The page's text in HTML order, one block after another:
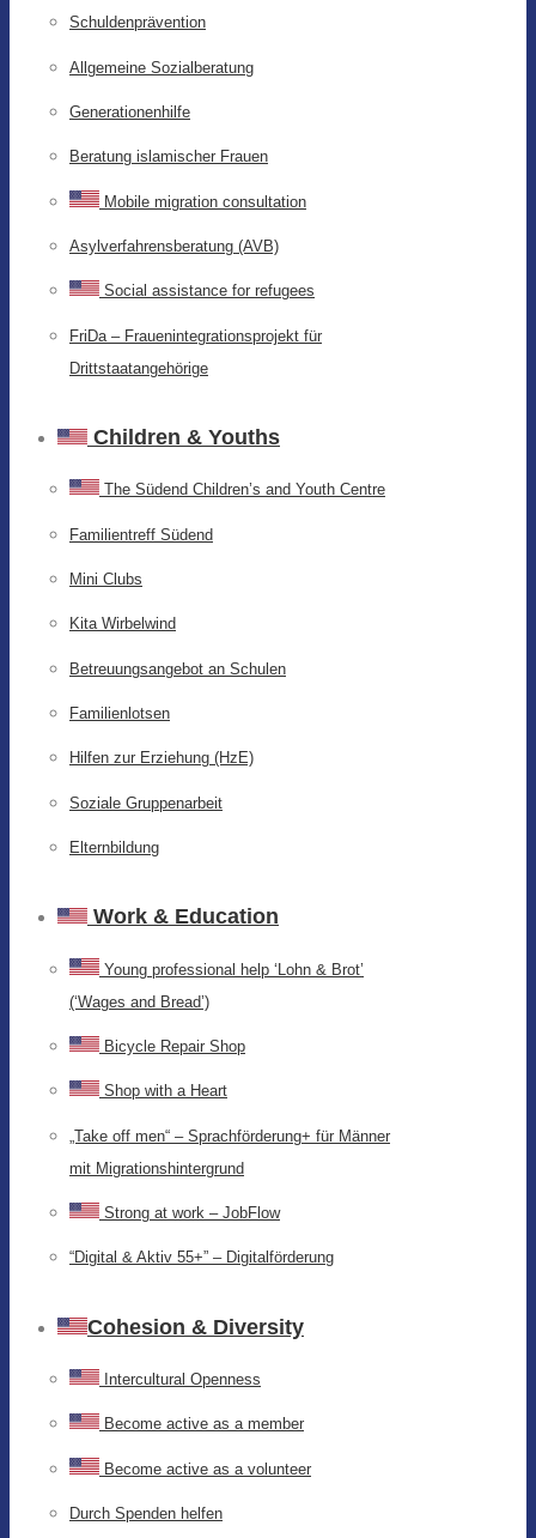
Schuldenprävention
Allgemeine Sozialberatung
Generationenhilfe
Beratung islamischer Frauen
Mobile migration consultation
Asylverfahrensberatung (AVB)
Social assistance for refugees
FriDa – Frauenintegrationsprojekt für
Drittstaatangehörige
Children & Youths
The Südend Children’s and Youth Centre
Familientreff Südend
Mini Clubs
Kita Wirbelwind
Betreuungsangebot an Schulen
Familienlotsen
Hilfen zur Erziehung (HzE)
Soziale Gruppenarbeit
Elternbildung
Work & Education
Young professional help ‘Lohn & Brot’
(‘Wages and Bread’)
Bicycle Repair Shop
Shop with a Heart
„Take off men“ – Sprachförderung+ für Männer
mit Migrationshintergrund
Strong at work – JobFlow
“Digital & Aktiv 55+” – Digitalförderung
Cohesion & Diversity
Intercultural Openness
Become active as a member
Become active as a volunteer
Durch Spenden helfen